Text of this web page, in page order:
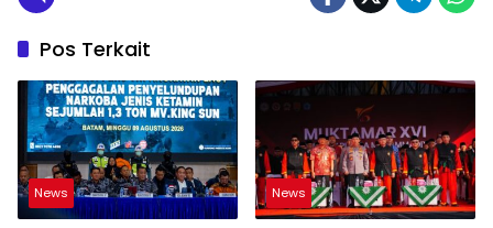
Pos Terkait
News News